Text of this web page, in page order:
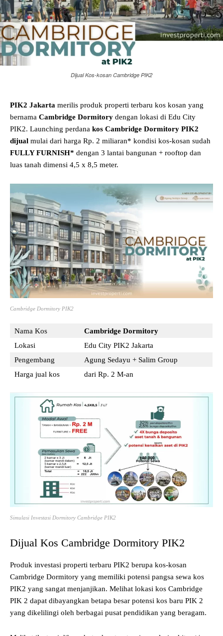
Dijual Kos-kosan Cambridge PIK2
PIK2 Jakarta merilis produk properti terbaru kos kosan yang
bernama Cambridge Dormitory dengan lokasi di Edu City
PIK2. Launching perdana kos Cambridge Dormitory PIK2
dijual mulai dari harga Rp. 2 miliaran* kondisi kos-kosan sudah
FULLY FURNISH* dengan 3 lantai bangunan + rooftop dan
luas tanah dimensi 4,5 x 8,5 meter.
Cambridge Dormitory PIK2
Nama Kos
Cambridge Dormitory
Lokasi
Edu City PIK2 Jakarta
Pengembang
Agung Sedayu + Salim Group
Harga jual kos
dari Rp. 2 M-an
Simulasi Investasi Dormitory Cambridge PIK2
Dijual Kos Cambridge Dormitory PIK2
Produk investasi properti terbaru PIK2 berupa kos-kosan
Cambridge Dormitory yang memiliki potensi pangsa sewa kos
PIK2 yang sangat menjanjikan. Melihat lokasi kos Cambridge
PIK 2 dapat dibayangkan betapa besar potensi kos baru PIK 2
yang dikelilingi oleh berbagai pusat pendidikan yang beragam.